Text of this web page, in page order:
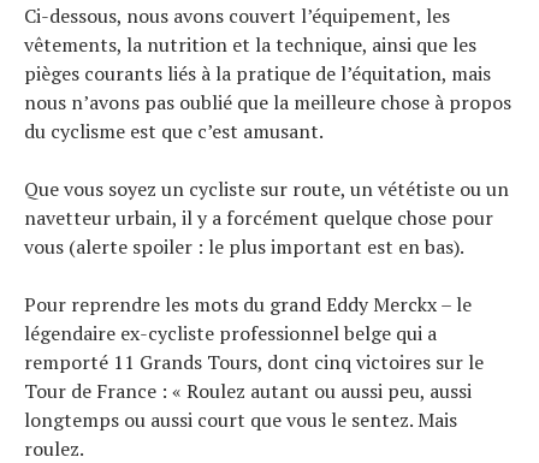
Ci-dessous, nous avons couvert l’équipement, les
vêtements, la nutrition et la technique, ainsi que les
pièges courants liés à la pratique de l’équitation, mais
nous n’avons pas oublié que la meilleure chose à propos
du cyclisme est que c’est amusant.
Que vous soyez un cycliste sur route, un vététiste ou un
navetteur urbain, il y a forcément quelque chose pour
vous (alerte spoiler : le plus important est en bas).
Pour reprendre les mots du grand Eddy Merckx – le
légendaire ex-cycliste professionnel belge qui a
remporté 11 Grands Tours, dont cinq victoires sur le
Tour de France : « Roulez autant ou aussi peu, aussi
longtemps ou aussi court que vous le sentez. Mais
roulez.